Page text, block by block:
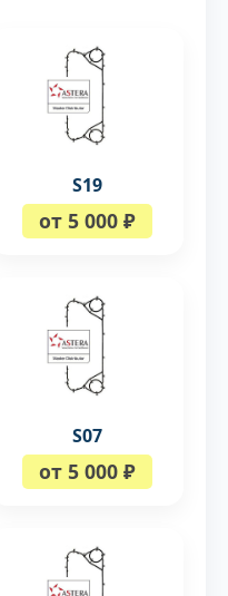
S19
от 5 000 ₽
S07
от 5 000 ₽